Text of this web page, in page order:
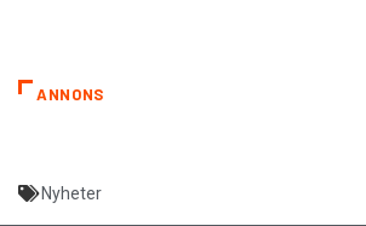
ANNONS
Nyheter